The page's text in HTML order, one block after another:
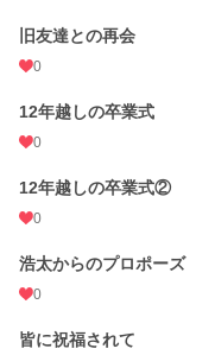
旧友達との再会
0
12年越しの卒業式
0
12年越しの卒業式②
0
浩太からのプロポーズ
0
皆に祝福されて